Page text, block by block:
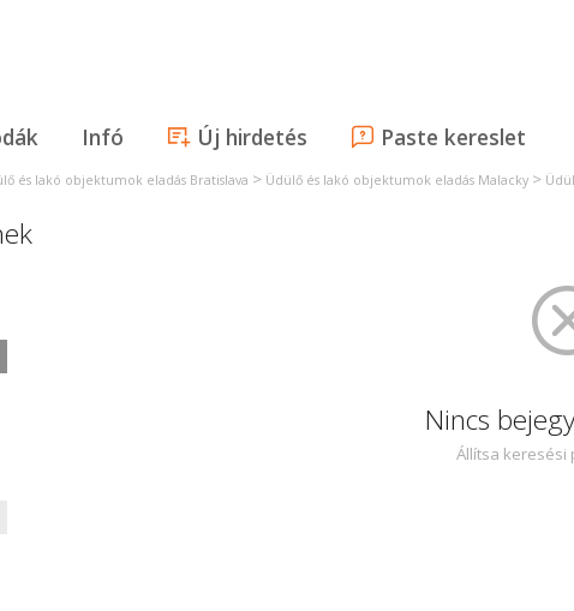
Infó Új hirdetés Paste kereslet
és lakó objektumok eladás Bratislava > Üdülő és lakó objektumok eladás Malacky >
Nincs
Állítsa keresési